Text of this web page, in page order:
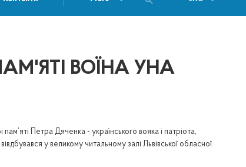
ВОЇНА УНА
Петра Дяченка - українського вояка і патріота,
у великому читальному залі Львівської обласної